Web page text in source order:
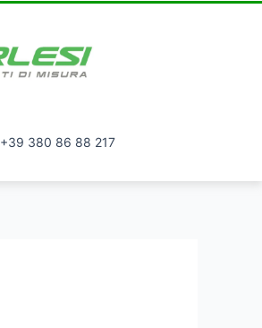
+39 380 86 88 217